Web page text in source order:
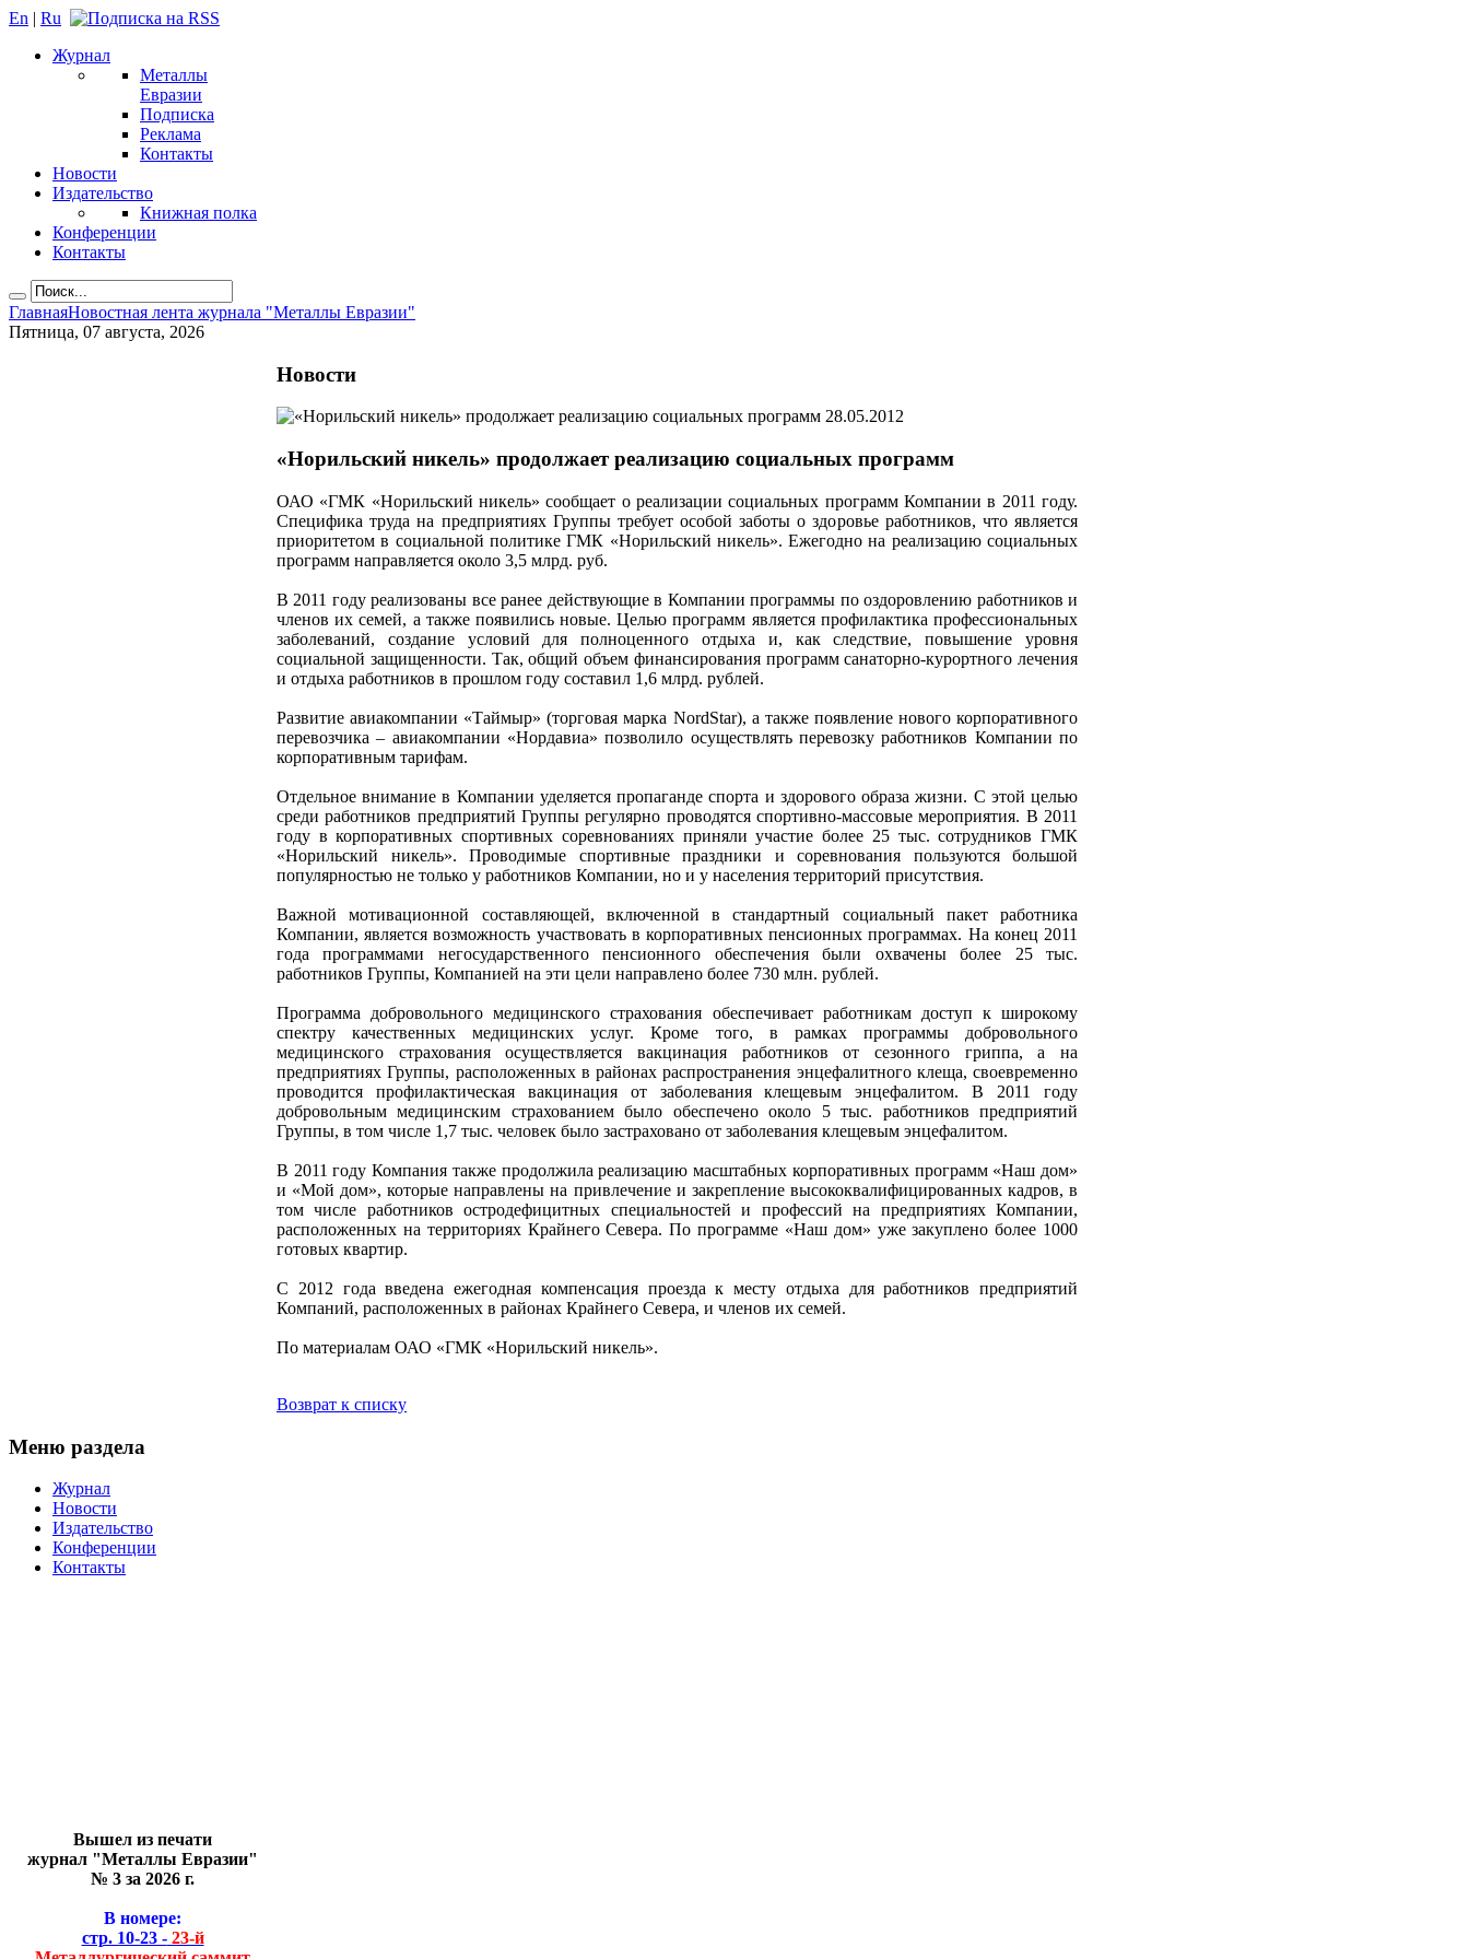
En | Ru
Журнал
Металлы
Евразии
Подписка
Реклама
Контакты
Новости
Издательство
Книжная полка
Конференции
Контакты
ГлавнаяНовостная лента журнала "Металлы Евразии"
Пятница, 07 августа, 2026
Новости
28.05.2012
«Норильский никель» продолжает реализацию социальных программ
ОАО «ГМК «Норильский никель» сообщает о реализации социальных программ Компании в 2011 году.
Специфика труда на предприятиях Группы требует особой заботы о здоровье работников, что является
приоритетом в социальной политике ГМК «Норильский никель». Ежегодно на реализацию социальных
программ направляется около 3,5 млрд. руб.
В 2011 году реализованы все ранее действующие в Компании программы по оздоровлению работников и
членов их семей, а также появились новые. Целью программ является профилактика профессиональных
заболеваний, создание условий для полноценного отдыха и, как следствие, повышение уровня
социальной защищенности. Так, общий объем финансирования программ санаторно-курортного лечения
и отдыха работников в прошлом году составил 1,6 млрд. рублей.
Развитие авиакомпании «Таймыр» (торговая марка NordStar), а также появление нового корпоративного
перевозчика – авиакомпании «Нордавиа» позволило осуществлять перевозку работников Компании по
корпоративным тарифам.
Отдельное внимание в Компании уделяется пропаганде спорта и здорового образа жизни. С этой целью
среди работников предприятий Группы регулярно проводятся спортивно-массовые мероприятия. В 2011
году в корпоративных спортивных соревнованиях приняли участие более 25 тыс. сотрудников ГМК
«Норильский никель». Проводимые спортивные праздники и соревнования пользуются большой
популярностью не только у работников Компании, но и у населения территорий присутствия.
Важной мотивационной составляющей, включенной в стандартный социальный пакет работника
Компании, является возможность участвовать в корпоративных пенсионных программах. На конец 2011
года программами негосударственного пенсионного обеспечения были охвачены более 25 тыс.
работников Группы, Компанией на эти цели направлено более 730 млн. рублей.
Программа добровольного медицинского страхования обеспечивает работникам доступ к широкому
спектру качественных медицинских услуг. Кроме того, в рамках программы добровольного
медицинского страхования осуществляется вакцинация работников от сезонного гриппа, а на
предприятиях Группы, расположенных в районах распространения энцефалитного клеща, своевременно
проводится профилактическая вакцинация от заболевания клещевым энцефалитом. В 2011 году
добровольным медицинским страхованием было обеспечено около 5 тыс. работников предприятий
Группы, в том числе 1,7 тыс. человек было застраховано от заболевания клещевым энцефалитом.
В 2011 году Компания также продолжила реализацию масштабных корпоративных программ «Наш дом»
и «Мой дом», которые направлены на привлечение и закрепление высококвалифицированных кадров, в
том числе работников остродефицитных специальностей и профессий на предприятиях Компании,
расположенных на территориях Крайнего Севера. По программе «Наш дом» уже закуплено более 1000
готовых квартир.
С 2012 года введена ежегодная компенсация проезда к месту отдыха для работников предприятий
Компаний, расположенных в районах Крайнего Севера, и членов их семей.
По материалам ОАО «ГМК «Норильский никель».
Возврат к списку
Меню раздела
Журнал
Новости
Издательство
Конференции
Контакты
Вышел из печати
журнал "Металлы Евразии"
№ 3 за 2026 г.
В номере:
стр. 10-23 -23-й